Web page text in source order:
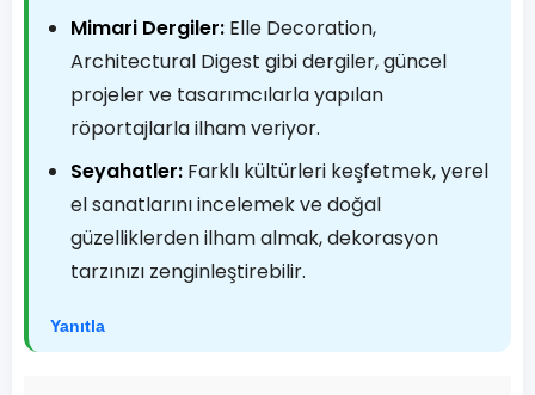
Mimari Dergiler: Elle Decoration,
Architectural Digest gibi dergiler, güncel
projeler ve tasarımcılarla yapılan
röportajlarla ilham veriyor.
Seyahatler: Farklı kültürleri keşfetmek, yerel
el sanatlarını incelemek ve doğal
güzelliklerden ilham almak, dekorasyon
tarzınızı zenginleştirebilir.
Yanıtla